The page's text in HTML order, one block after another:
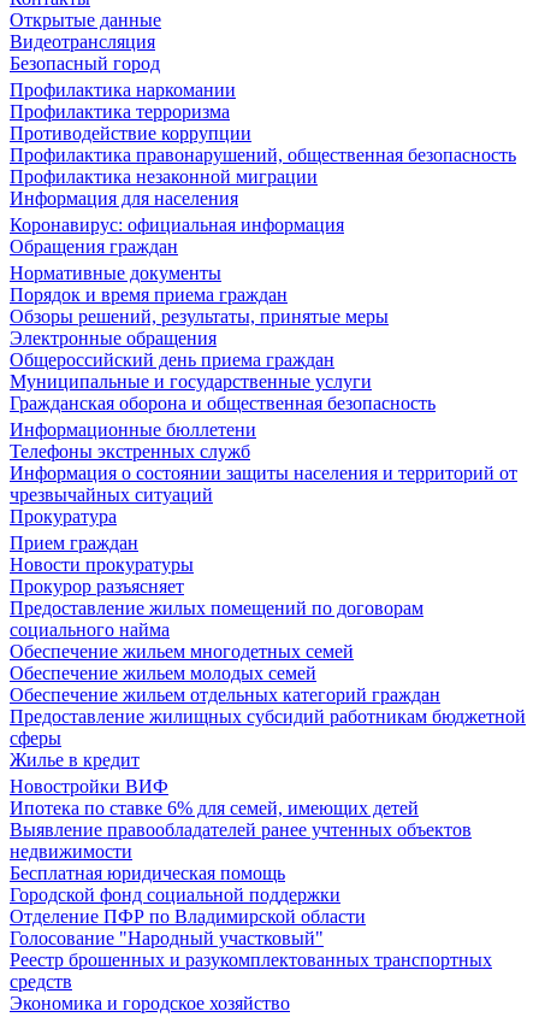
Открытые данные
Видеотрансляция
Безопасный город
Профилактика наркомании
Профилактика терроризма
Противодействие коррупции
Профилактика правонарушений, общественная безопасность
Профилактика незаконной миграции
Информация для населения
Коронавирус: официальная информация
Обращения граждан
Нормативные документы
Порядок и время приема граждан
Обзоры решений, результаты, принятые меры
Электронные обращения
Общероссийский день приема граждан
Муниципальные и государственные услуги
Гражданская оборона и общественная безопасность
Информационные бюллетени
Телефоны экстренных служб
Информация о состоянии защиты населения и территорий от
чрезвычайных ситуаций
Прокуратура
Прием граждан
Новости прокуратуры
Прокурор разъясняет
Предоставление жилых помещений по договорам
социального найма
Обеспечение жильем многодетных семей
Обеспечение жильем молодых семей
Обеспечение жильем отдельных категорий граждан
Предоставление жилищных субсидий работникам бюджетной
сферы
Жилье в кредит
Новостройки ВИФ
Ипотека по ставке 6% для семей, имеющих детей
Выявление правообладателей ранее учтенных объектов
недвижимости
Бесплатная юридическая помощь
Городской фонд социальной поддержки
Отделение ПФР по Владимирской области
Голосование "Народный участковый"
Реестр брошенных и разукомплектованных транспортных
средств
Экономика и городское хозяйство